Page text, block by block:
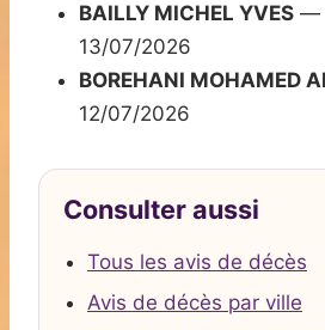
BAILLY MICHEL YVES —
13/07/2026
BOREHANI MOHAMED
12/07/2026
Consulter aussi
Tous les avis de décès
Avis de décès par ville